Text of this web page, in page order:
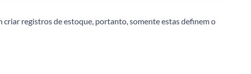
registros de estoque, portanto, somente estas definem o